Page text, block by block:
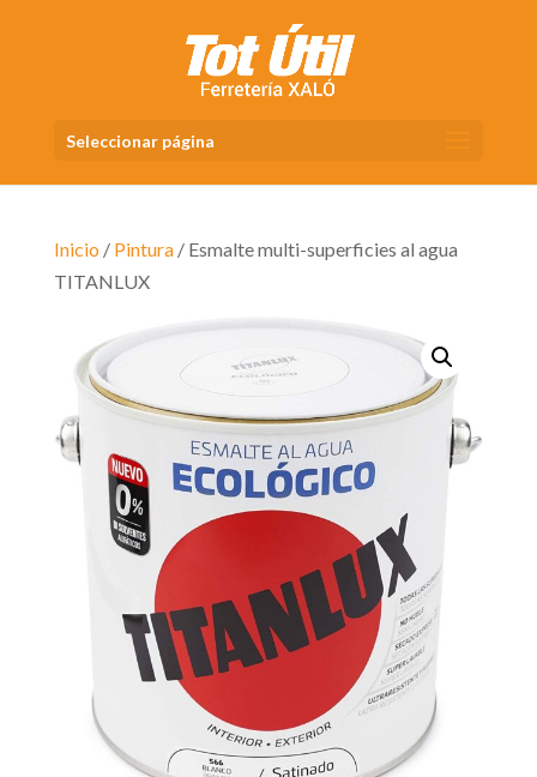
Seleccionar página
Inicio / Pintura/ Esmalte multi-superficies al agua
TITANLUX